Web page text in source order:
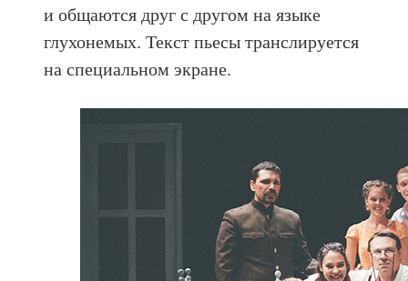
и общаются друг с другом на языке
глухонемых. Текст пьесы транслируется
на специальном экране.